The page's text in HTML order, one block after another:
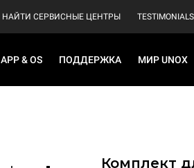
НАЙТИ СЕРВИСНЫЕ ЦЕНТРЫ TESTIMONIALS
APP & OS ПОДДЕРЖКА МИР UNOX
Комплект